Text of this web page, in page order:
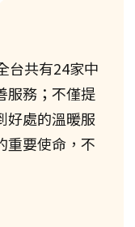
台共有24家中
服務；不僅提
好處的溫暖服
重要使命，不